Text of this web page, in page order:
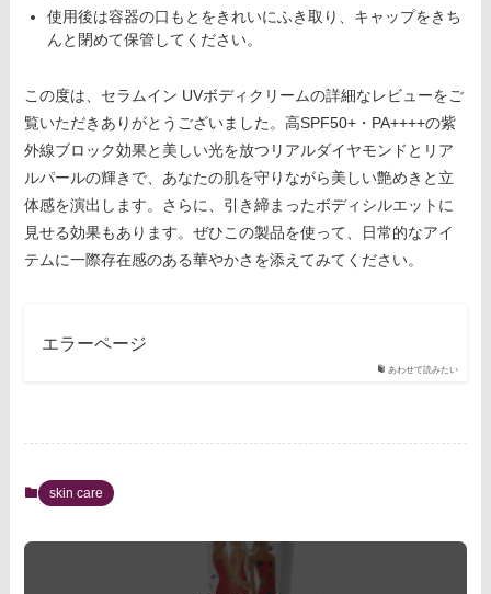
使用後は容器の口もとをきれいにふき取り、キャップをきち
んと閉めて保管してください。
この度は、セラムイン UVボディクリームの詳細なレビューをご
覧いただきありがとうございました。高SPF50+・PA++++の紫
外線ブロック効果と美しい光を放つリアルダイヤモンドとリア
ルパールの輝きで、あなたの肌を守りながら美しい艶めきと立
体感を演出します。さらに、引き締まったボディシルエットに
見せる効果もあります。ぜひこの製品を使って、日常的なアイ
テムに一際存在感のある華やかさを添えてみてください。
あわせて読みたい
エラーページ
skin care